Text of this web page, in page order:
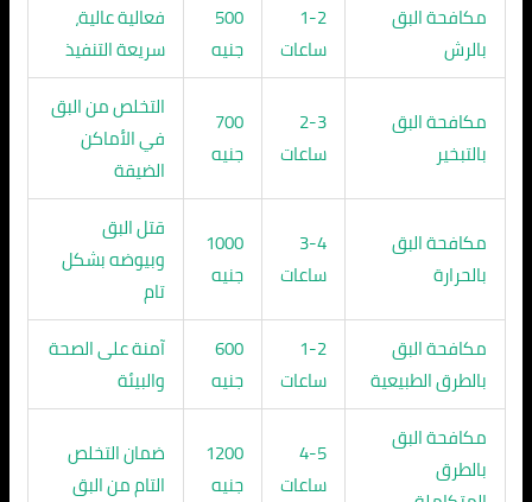
مكافحة البق
بالرش
1-2
ساعات
500
جنيه
فعالية عالية،
سريعة التنفيذ
مكافحة البق
بالتبخير
2-3
ساعات
700
جنيه
التخلص من البق
في الأماكن
الضيقة
مكافحة البق
بالحرارة
3-4
ساعات
1000
جنيه
قتل البق
وبيوضه بشكل
تام
مكافحة البق
بالطرق الطبيعية
1-2
ساعات
600
جنيه
آمنة على الصحة
والبيئة
مكافحة البق
بالطرق
4-5
ساعات
1200
جنيه
ضمان التخلص
التام من البق